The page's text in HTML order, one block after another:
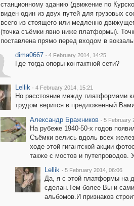
станционному зданию (движение по
виден один из двух путей для грузовых
всего из стоящего или медленно
(точка съёмки явно ниже платформы).
поставлена прямо перед входом в
dima0667 · 4 February 2014, 14:25
Где тогда опоры контактной сети?
Lellik · 4 February 2014, 15:21
Но расстояние между платформами
трудом верится в предложенный
Александр Бражников · 5 February
На рубеже 1940-50-х годов
Съёмки велись вдоль всех
ходе этой гигантской акции
также с мостов и путепроводов.
Lellik · 5 February 2014, 06:06
Да, я с этой платформы на
сделан.Тем более Вы и
альбомов.И признаков